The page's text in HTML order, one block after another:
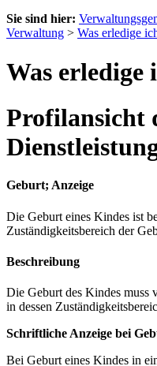
Sie sind hier:
Verwaltung > Was erledige
Was erledige
Profilansicht
Geburt; Anzeige
Die Geburt eines Kindes ist
Zuständigkeitsbereich der
Beschreibung
Die Geburt des Kindes muss
in dessen
Schriftliche Anzeige bei
Bei Geburt eines Kindes in